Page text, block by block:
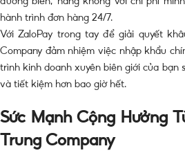
hành trình đơn hàng 24/7.
Với ZaloPay trong tay để giải quyết
Company đảm nhiệm việc nhập khẩu
trình kinh doanh xuyên biên giới của bạn
và tiết kiệm hơn bao giờ hết.
Sức Mạnh Cộng Hưởng
Trung Company